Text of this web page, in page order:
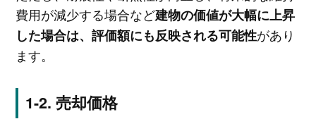
費用が減少する場合など建物の価値が大幅に上昇
した場合は、評価額にも反映される可能性があり
ます。
売却価格